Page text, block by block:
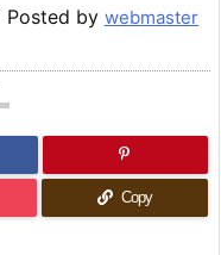
Posted by webmaster
Copy